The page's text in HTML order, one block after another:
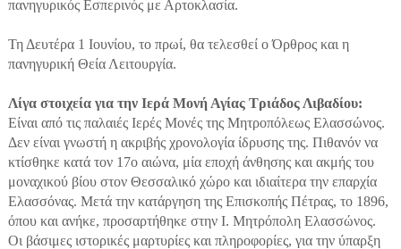
πανηγυρικός Εσπερινός με Αρτοκλασία.
Τη Δευτέρα 1 Ιουνίου, το πρωί, θα τελεσθεί ο Όρθρος και η
πανηγυρική Θεία Λειτουργία.
Λίγα στοιχεία για την Ιερά Μονή Αγίας Τριάδος Λιβαδίου:
Είναι από τις παλαιές Ιερές Μονές της Μητροπόλεως Ελασσώνος.
Δεν είναι γνωστή η ακριβής χρονολογία ίδρυσης της. Πιθανόν να
κτίσθηκε κατά τον 17ο αιώνα, μία εποχή άνθησης και ακμής του
μοναχικού βίου στον Θεσσαλικό χώρο και ιδιαίτερα την επαρχία
Ελασσόνας. Μετά την κατάργηση της Επισκοπής Πέτρας, το 1896,
όπου και ανήκε, προσαρτήθηκε στην Ι. Μητρόπολη Ελασσώνος.
Οι βάσιμες ιστορικές μαρτυρίες και πληροφορίες, για την ύπαρξη